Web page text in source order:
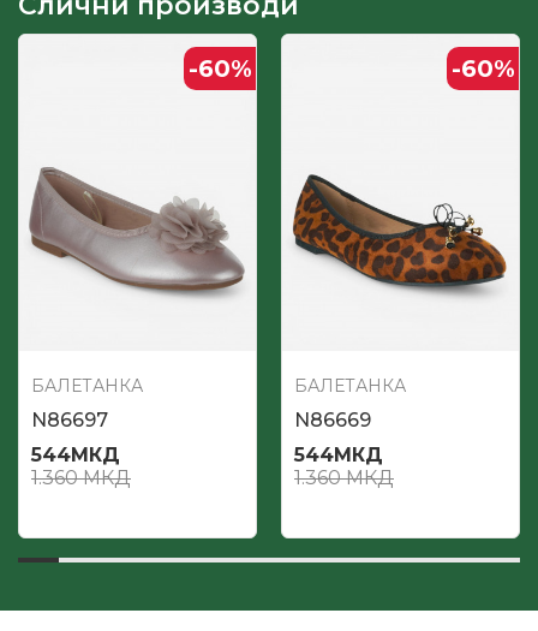
-60%
БАЛЕТАНКА
N86697
544МКД
1.360МКД
-60%
БАЛЕТАНКА
N86669
544МКД
1.360МКД